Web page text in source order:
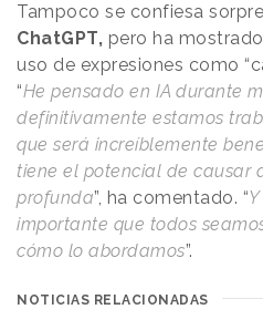
Tampoco se confiesa
ChatGPT, pero ha
uso de expresiones como
“He pensado en IA durante
definitivamente estamos
que será increíblemente
tiene el potencial de causar
profunda”, ha comentado. “
importante que todos
cómo lo abordamos”.
NOTICIAS RELACIONADAS